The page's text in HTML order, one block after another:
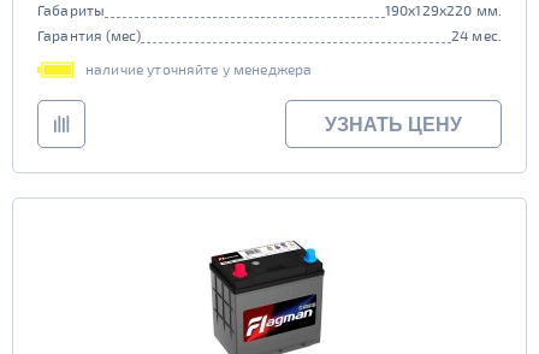
Габариты
190x129x220 мм.
Гарантия (мес)
24 мес.
наличие уточняйте у менеджера
УЗНАТЬ ЦЕНУ